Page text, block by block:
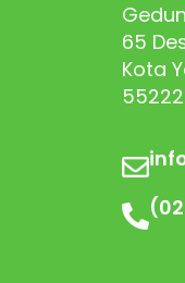
65
Kota
55222